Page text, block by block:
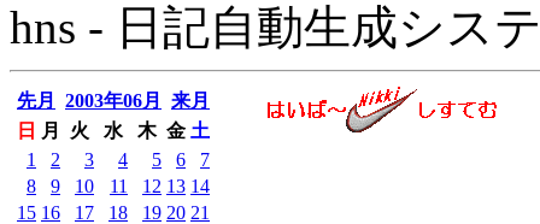
hns - 日記自動生成シス
先月 2003年06月
来月
日
月 火 水 木 金 土
1
2 3 4 5 6
7
8
9 10 11 12 13 14
15 16 17 18 19 20 21